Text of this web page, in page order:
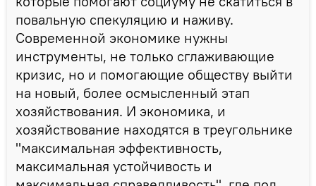
повальную спекуляцию и наживу.
Современной экономике нужны
инструменты, не только сглаживающие
кризис, но и помогающие обществу выйти
на новый, более осмысленный этап
хозяйствования. И экономика, и
хозяйствование находятся в треугольнике
"максимальная эффективность,
максимальная устойчивость и